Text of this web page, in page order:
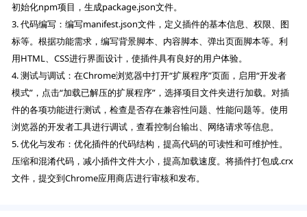
初始化npm项目，生成package.json文件。
3. 代码编写：编写manifest.json文件，定义插件的基本信息、权限、图
标等。根据功能需求，编写背景脚本、内容脚本、弹出页面脚本等。利
用HTML、CSS进行界面设计，使插件具有良好的用户体验。
4. 测试与调试：在Chrome浏览器中打开“扩展程序”页面，启用“开发者
模式”，点击“加载已解压的扩展程序”，选择项目文件夹进行加载。对插
件的各项功能进行测试，检查是否存在兼容性问题、性能问题等。使用
浏览器的开发者工具进行调试，查看控制台输出、网络请求等信息。
5. 优化与发布：优化插件的代码结构，提高代码的可读性和可维护性。
压缩和混淆代码，减小插件文件大小，提高加载速度。将插件打包成.crx
文件，提交到Chrome应用商店进行审核和发布。